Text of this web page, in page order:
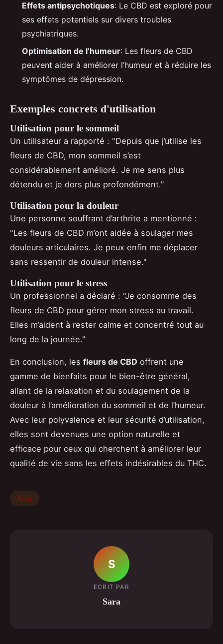
Effets antipsychotiques: Le CBD est exploré pour
ses effets potentiels sur divers troubles
psychiatriques.
Optimisation de l’humeur: Les fleurs de CBD
peuvent aider à améliorer l’humeur et à réduire les
symptômes de dépression.
Exemples concrets d'utilisation
Utilisation pour le sommeil
Un utilisateur a rapporté : "Depuis que j’utilise les
fleurs de CBD, mon sommeil s’est
considérablement amélioré. Je me sens plus
détendu et je dors plus profondément."
Utilisation pour la douleur
Une personne souffrant d’arthrite a mentionné :
"Les fleurs de CBD m’ont aidée à soulager mes
douleurs articulaires. Je peux enfin me déplacer
sans ressentir de douleur intense."
Utilisation pour le stress
Un professionnel a déclaré : "Je consomme des
fleurs de CBD pour gérer mon stress au travail.
Elles m’aident à rester calme et concentré tout au
long de la journée."
En conclusion, les fleurs de CBD offrent une
gamme de bienfaits pour le bien-être général,
allant de la relaxation et du soulagement de la
douleur à l’amélioration du sommeil et de l’humeur.
Avec leur polyvalence et leur sécurité d’utilisation,
elles sont devenues une option naturelle et
efficace pour ceux qui cherchent à améliorer leur
qualité de vie sans les effets indésirables du THC.
Actu
S
ECRIT PAR
Sara